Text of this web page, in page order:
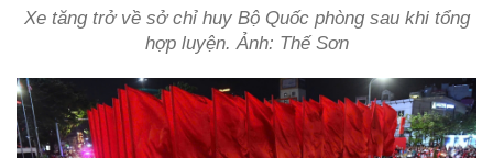
Xe tăng trở về sở chỉ huy Bộ Quốc phòng sau khi tổng
hợp luyện. Ảnh: Thế Sơn